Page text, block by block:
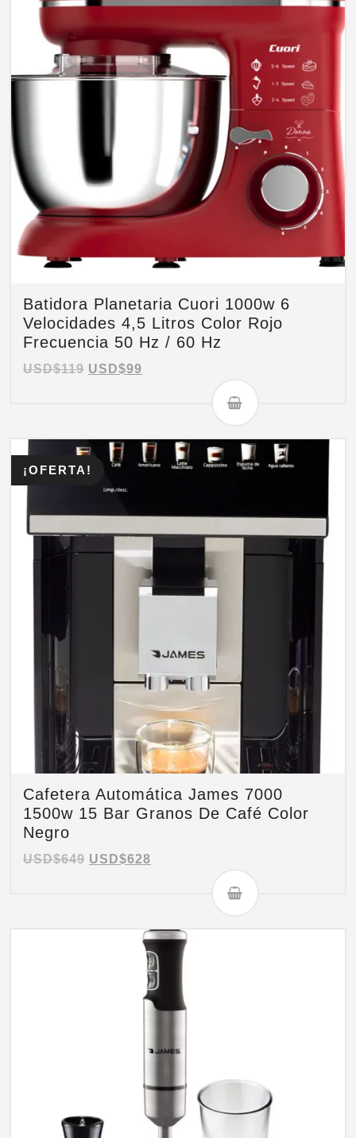
Batidora Planetaria Cuori 1000w 6
Velocidades 4,5 Litros Color Rojo
Frecuencia 50 Hz / 60 Hz
USD$119 USD$99
¡OFERTA!
Cafetera Automática James 7000
1500w 15 Bar Granos De Café Color
Negro
USD$649 USD$628